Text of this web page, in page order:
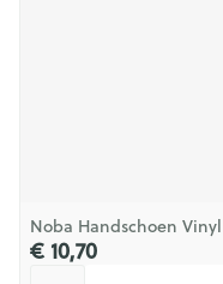
Noba Handschoen Vinyl
€ 10,70